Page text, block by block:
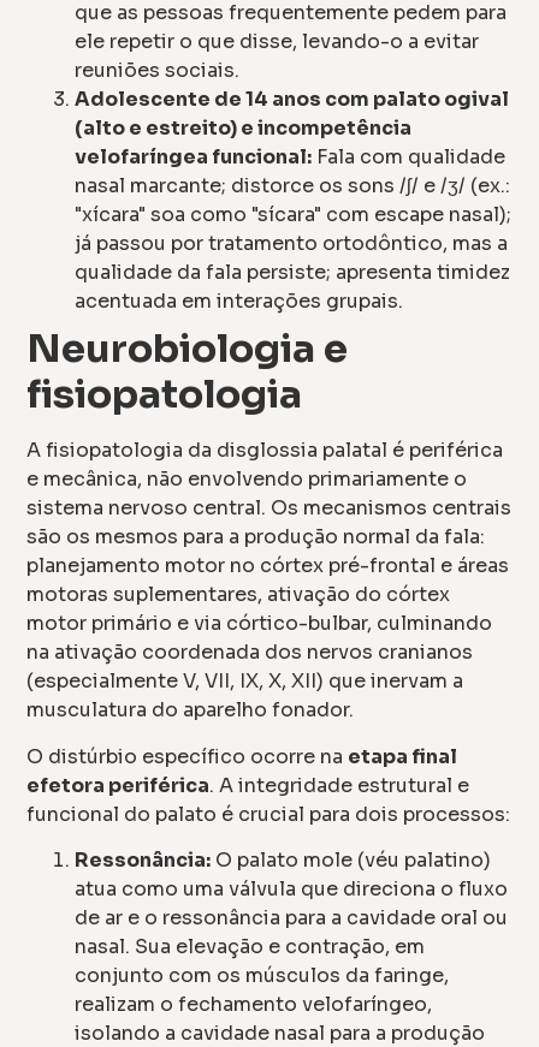
que as pessoas frequentemente pedem para
ele repetir o que disse, levando-o a evitar
reuniões sociais.
Adolescente de 14 anos com palato ogival
(alto e estreito) e incompetência
velofaríngea funcional: Fala com qualidade
nasal marcante; distorce os sons /ʃ/ e /ʒ/ (ex.:
"xícara" soa como "sícara" com escape nasal);
já passou por tratamento ortodôntico, mas a
qualidade da fala persiste; apresenta timidez
acentuada em interações grupais.
Neurobiologia e
fisiopatologia
A fisiopatologia da disglossia palatal é periférica
e mecânica, não envolvendo primariamente o
sistema nervoso central. Os mecanismos centrais
são os mesmos para a produção normal da fala:
planejamento motor no córtex pré-frontal e áreas
motoras suplementares, ativação do córtex
motor primário e via córtico-bulbar, culminando
na ativação coordenada dos nervos cranianos
(especialmente V, VII, IX, X, XII) que inervam a
musculatura do aparelho fonador.
O distúrbio específico ocorre na etapa final
efetora periférica. A integridade estrutural e
funcional do palato é crucial para dois processos:
Ressonância: O palato mole (véu palatino)
atua como uma válvula que direciona o fluxo
de ar e o ressonância para a cavidade oral ou
nasal. Sua elevação e contração, em
conjunto com os músculos da faringe,
realizam o fechamento velofaríngeo,
isolando a cavidade nasal para a produção